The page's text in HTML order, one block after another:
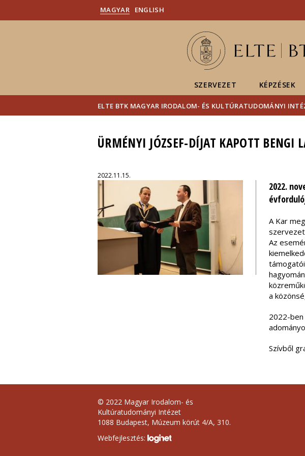
MAGYAR ENGLISH
SZERVEZET KÉPZÉSEK
ELTE BTK MAGYAR IRODALOM- ÉS KULTÚRATUDOMÁNYI
ÜRMÉNYI JÓZSEF-DÍJAT KAPOTT BENGI
2022.11.15.
2022.
A Kar
Az
a
2022-ben
Szívből
© 2022 Magyar Irodalom- és
Kultúratudományi Intézet
1088 Budapest, Múzeum körút 4/A, 310.
Webfejlesztés: